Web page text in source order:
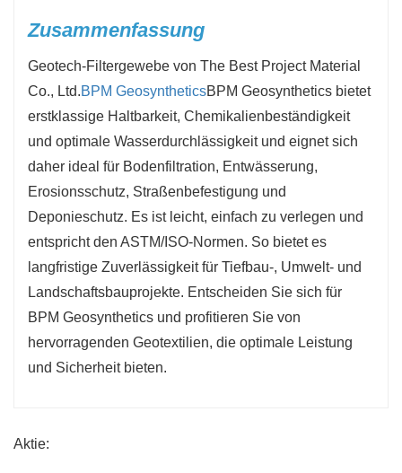
Zusammenfassung
Geotech-Filtergewebe von The Best Project Material
Co., Ltd.BPM GeosyntheticsBPM Geosynthetics bietet
erstklassige Haltbarkeit, Chemikalienbeständigkeit
und optimale Wasserdurchlässigkeit und eignet sich
daher ideal für Bodenfiltration, Entwässerung,
Erosionsschutz, Straßenbefestigung und
Deponieschutz. Es ist leicht, einfach zu verlegen und
entspricht den ASTM/ISO-Normen. So bietet es
langfristige Zuverlässigkeit für Tiefbau-, Umwelt- und
Landschaftsbauprojekte. Entscheiden Sie sich für
BPM Geosynthetics und profitieren Sie von
hervorragenden Geotextilien, die optimale Leistung
und Sicherheit bieten.
Aktie: